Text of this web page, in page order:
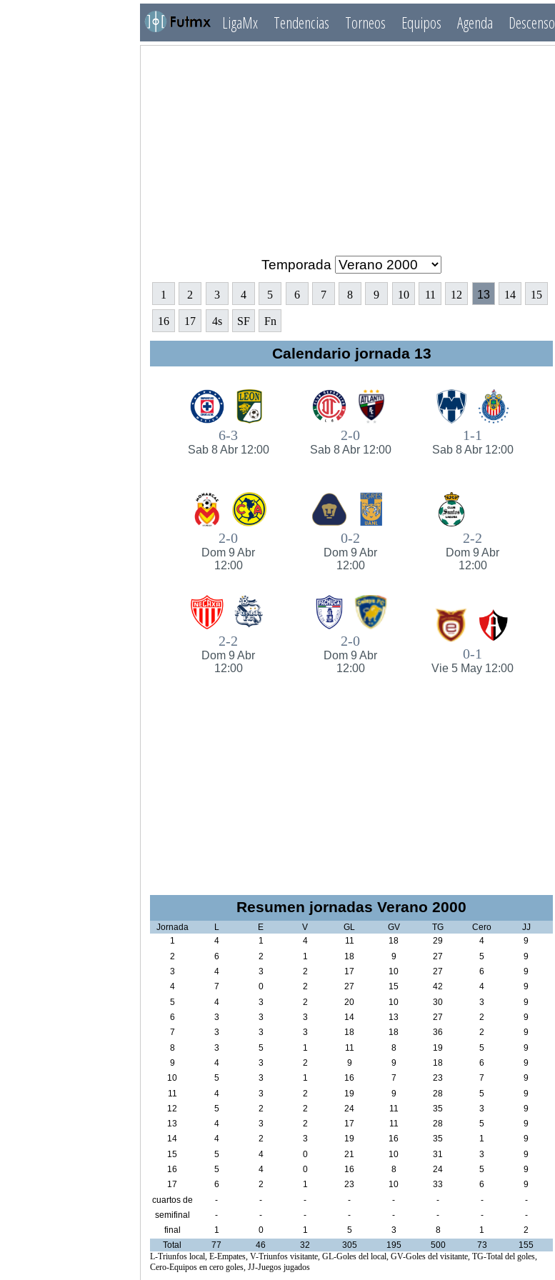
LigaMx Tendencias Torneos Equipos Agenda Descenso
Temporada
1 2 3 4 5 6 7 8 9 10 11 12 13 14 15
16 17 4s SF Fn
Calendario jornada 13
6-3
Sab 8 Abr 12:00
2-0
Sab 8 Abr 12:00
1-1
Sab 8 Abr 12:00
2-0
Dom 9 Abr
12:00
0-2
Dom 9 Abr
12:00
2-2
Dom 9 Abr
12:00
2-2
Dom 9 Abr
12:00
2-0
Dom 9 Abr
12:00
0-1
Vie 5 May 12:00
Resumen jornadas Verano 2000
Jornada L E V GL GV TG Cero
JJ
1
4 1 4 11 18 29 4
9
2
6 2 1 18 9 27 5
9
3
4 3 2 17 10 27 6
9
4
7 0 2 27 15 42 4
9
5
4 3 2 20 10 30 3
9
6
3 3 3 14 13 27 2
9
7
3 3 3 18 18 36 2
9
8
3 5 1 11 8 19 5
9
9
4 3 2 9 9 18 6
9
10
5 3 1 16 7 23 7
9
11
4 3 2 19 9 28 5
9
12
5 2 2 24 11 35 3
9
13
4 3 2 17 11 28 5
9
14
4 2 3 19 16 35 1
9
15
5 4 0 21 10 31 3
9
16
5 4 0 16 8 24 5
9
17
6 2 1 23 10 33 6
9
cuartos de
final
- - - - - - -
-
semifinal
- - - - - - -
-
final
1 0 1 5 3 8 1
2
Total
77 46 32 305 195 500 73
155
L-Triunfos local, E-Empates, V-Triunfos visitante, GL-Goles del local, GV-Goles del visitante, TG-Total del goles,
Cero-Equipos en cero goles, JJ-Juegos jugados